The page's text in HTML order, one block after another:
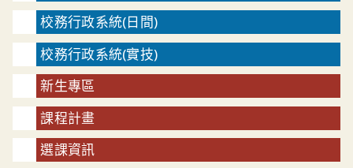
校務行政系統(日間)
校務行政系統(實技)
新生專區
課程計畫
選課資訊